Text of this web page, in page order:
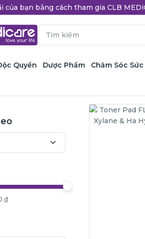
của bạn bằng cách tham gia CLB
Quyền Dược Phẩm Chăm Sóc
₫